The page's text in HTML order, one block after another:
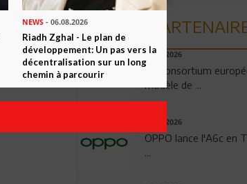
06.08.2026
Un consortium
modèle de ...
04.08.2026
OPPO lance l'A6c en
...
NEWS- 06.08.2026
Riadh Zghal - Le plan de
développement: Un pas vers la
décentralisation sur un long
chemin à parcourir